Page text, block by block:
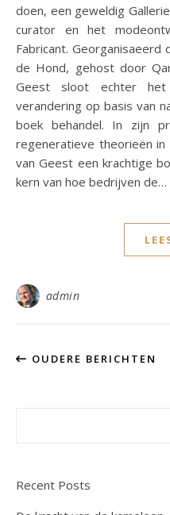
doen, een geweldig
curator en het
Fabricant. Georganisaeerd
de Hond, gehost door
Geest sloot echter
verandering op basis van
boek behandel. In zijn
regeneratieve theorieën
van Geest een krachtige
kern van hoe bedrijven de…
admin
OUDERE BERICHTEN
Recent Posts